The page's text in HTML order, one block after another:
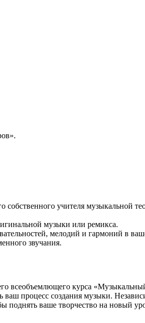
собственного учителя музыкальной
музыки или ремикса.
мелодий и гармоний в
звучания.
всеобъемлющего курса
ваш процесс создания музыки.
поднять ваше творчество на новый